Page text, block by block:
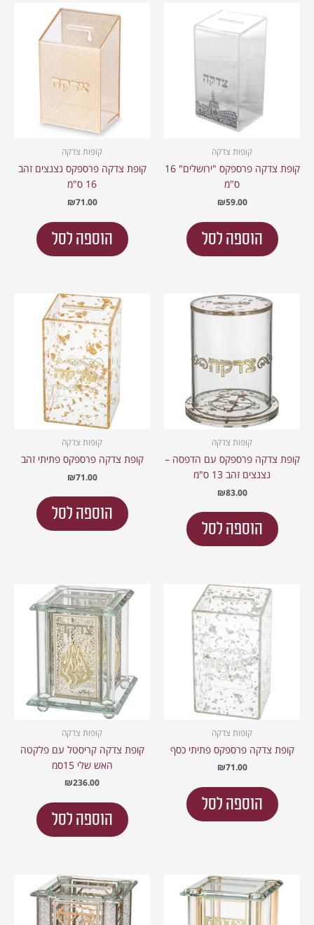
קופות צדקה
קופת צדקה פרספקס "ירושלים" 16
ס"מ
₪59.00
הוספה לסל
קופות צדקה
קופת צדקה פרספקס נצנצים זהב
16 ס"מ
₪71.00
הוספה לסל
קופות צדקה
קופת צדקה פרספקס עם הדפסה –
נצנצים זהב 13 ס"מ
₪83.00
הוספה לסל
קופות צדקה
קופת צדקה פרספקס פתיתי זהב
₪71.00
הוספה לסל
קופות צדקה
קופת צדקה פרספקס פתיתי כסף
₪71.00
הוספה לסל
קופות צדקה
קופת צדקה קריסטל עם פלקטה
האש שלי 15סמ
₪236.00
הוספה לסל